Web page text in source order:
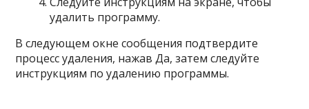
удалить программу.
В следующем окне сообщения подтвердите
процесс удаления, нажав Да, затем следуйте
инструкциям по удалению программы.